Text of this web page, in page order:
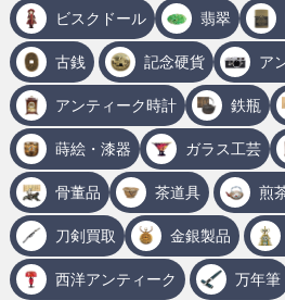
ビスクドール 翡翠
古銭 記念硬貨 ア
アンティーク時計 鉄瓶
蒔絵・漆器 ガラス工芸
骨董品 茶道具 煎
刀剣買取 金銀製品
西洋アンティーク 万年筆